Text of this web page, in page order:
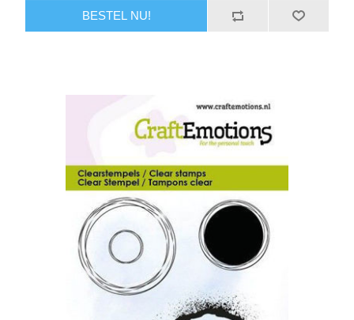
BESTEL NU!